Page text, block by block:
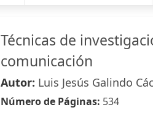
Técnicas de
comunicación
Autor: Luis Jesús Galindo
Número de Páginas: 534